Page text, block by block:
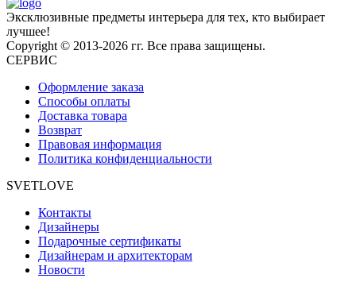
Эксклюзивные предметы интерьера для тех, кто выбирает
лучшее!
Copyright © 2013-2026 гг. Все права защищены.
СЕРВИС
Оформление заказа
Способы оплаты
Доставка товара
Возврат
Правовая информация
Политика конфиденциальности
SVETLOVE
Контакты
Дизайнеры
Подарочные сертификаты
Дизайнерам и архитекторам
Новости